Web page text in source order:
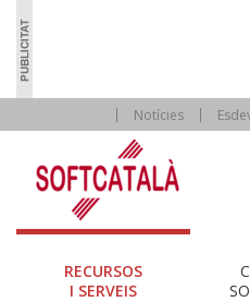
Notícies
RECURSOS
I SERVEIS